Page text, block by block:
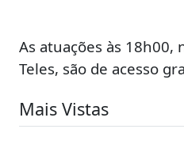
As atuações às 18h00,
Teles, são de acesso
Mais Vistas